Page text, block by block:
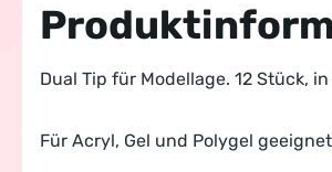
Dual Tip für Modellage. 12 Stück,
Für Acryl, Gel und Polygel